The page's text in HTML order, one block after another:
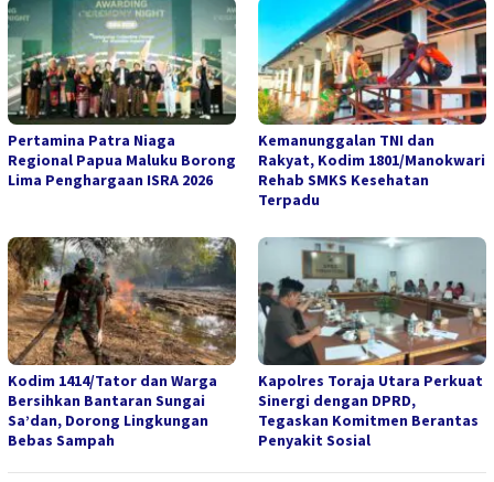
Pertamina Patra Niaga
Regional Papua Maluku Borong
Lima Penghargaan ISRA 2026
Kemanunggalan TNI dan
Rakyat, Kodim 1801/Manokwari
Rehab SMKS Kesehatan
Terpadu
Kodim 1414/Tator dan Warga
Bersihkan Bantaran Sungai
Sa’dan, Dorong Lingkungan
Bebas Sampah
Kapolres Toraja Utara Perkuat
Sinergi dengan DPRD,
Tegaskan Komitmen Berantas
Penyakit Sosial